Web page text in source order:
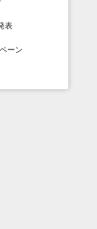
表
ーン